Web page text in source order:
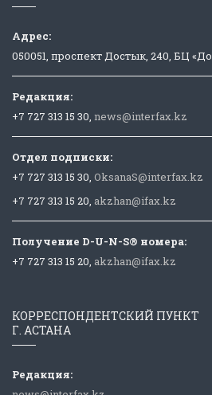
Адрес:
050051, проспект Достык, 240, БЦ
Редакция:
+7 727 313 15 30, news@interfax.kz
Отдел подписки:
+7 727 313 15 30, OksanaS@interfax.kz
+7 727 313 15 20, akzhan@ifax.kz
Получение D-U-N-S® номера:
+7 727 313 15 20, akzhan@ifax.kz
КОРРЕСПОНДЕНТСКИЙ ПУНКТ
Г. АСТАНА
Редакция: